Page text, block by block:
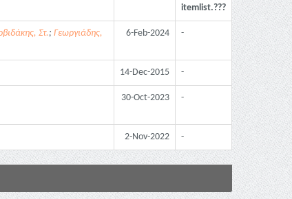
itemlist.???
Στ.; Γεωργιάδης,
6-Feb-2024 -
14-Dec-2015 -
30-Oct-2023 -
2-Nov-2022 -